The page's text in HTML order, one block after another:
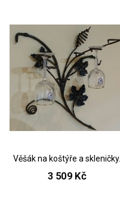
Věšák na koštýře a skleničky.
3 509 Kč